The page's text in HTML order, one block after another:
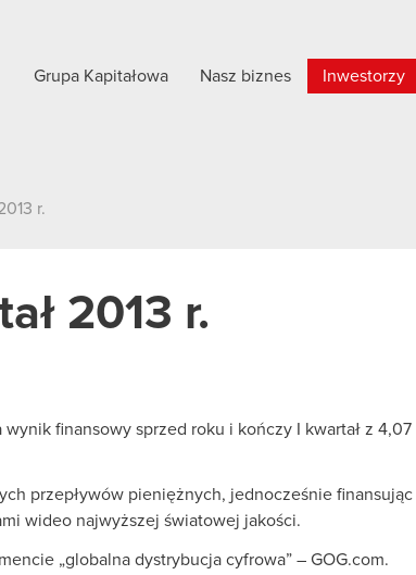
Grupa Kapitałowa Nasz biznes Inwestorzy
r.
2013 r.
finansowy sprzed roku i kończy I kwartał z 4,07
przepływów pieniężnych, jednocześnie finansując
wideo najwyższej światowej jakości.
„globalna dystrybucja cyfrowa” – GOG.com.